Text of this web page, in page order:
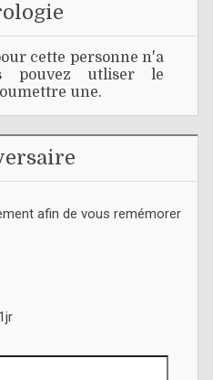
cette personne n'a
pouvez utliser le
une.
afin de vous remémorer
1jr